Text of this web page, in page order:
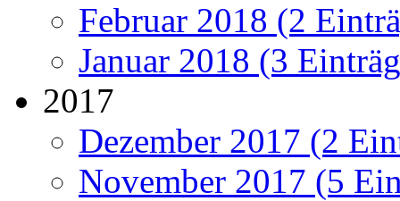
Februar 2018 (2
Januar 2018 (3
2017
Dezember 2017 (2
November 2017 (5